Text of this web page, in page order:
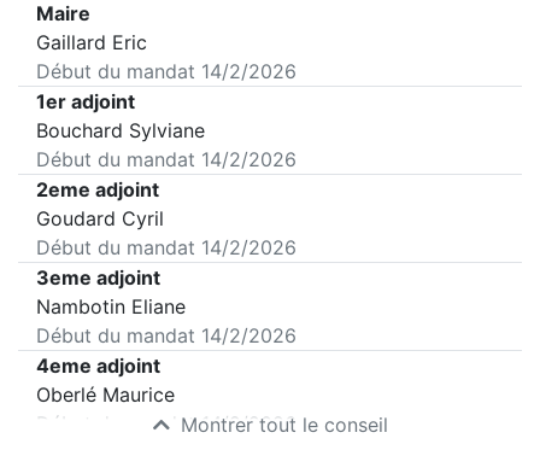
Maire
Gaillard Eric
Début du mandat 14/2/2026
1er adjoint
Bouchard Sylviane
Début du mandat 14/2/2026
2eme adjoint
Goudard Cyril
Début du mandat 14/2/2026
3eme adjoint
Nambotin Eliane
Début du mandat 14/2/2026
4eme adjoint
Oberlé Maurice
Début du mandat14/2/2026
Montrer tout le conseil